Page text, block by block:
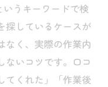
うキーワードで検
探しているケースが
なく、実際の作業内
ないコツです。口コ
てくれた」「作業後